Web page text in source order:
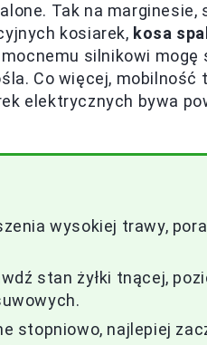
Tak na marginesie,
kosiarek, kosa
mocnemu silnikowi mogę
Co więcej, mobilność
elektrycznych bywa
wysokiej trawy,
stan żyłki tnącej,
stopniowo, najlepiej